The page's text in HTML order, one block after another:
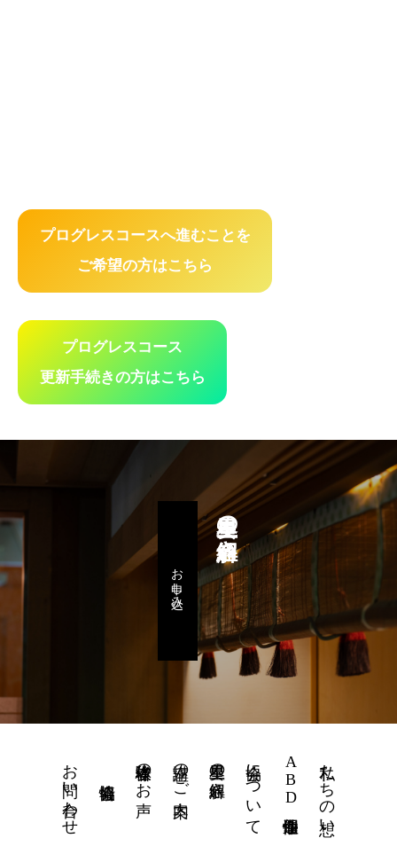
プログレスコースへ進むことを
ご希望の方はこちら
プログレスコース
更新手続きの方はこちら
星里奏の紐解き
お申し込み
私たちの想い
ABD個性運命學
協会について
星里奏の紐解き
講座のご案内
体験者様のお声
お問い合わせ